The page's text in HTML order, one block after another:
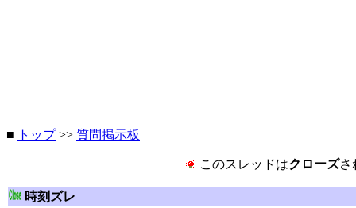
■ トップ>> 質問掲示板
このスレッドはクローズさ
時刻ズレ